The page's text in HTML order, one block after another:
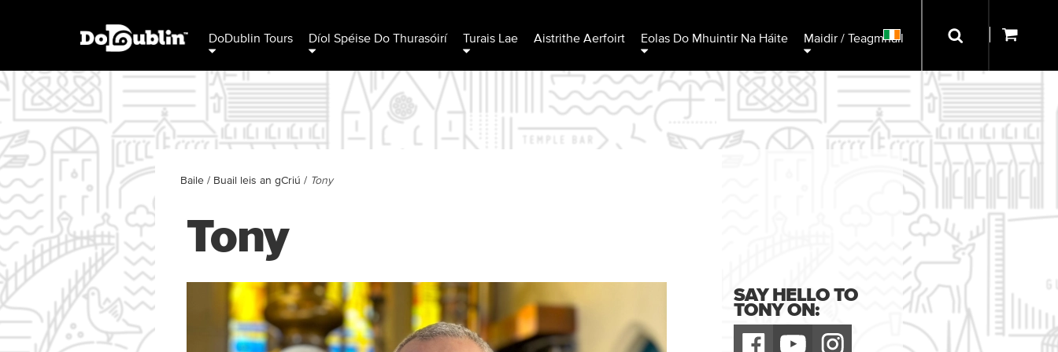
DoDublin Tours Díol Spéise Do Thurasóirí Turais Lae Aistrithe Aerfoirt Eolas Do Mhuintir Na Háite Maidir / Teagmháil
Baile / Buail leis an gCriú / Tony
Tony
SAY HELLO TO
TONY ON: